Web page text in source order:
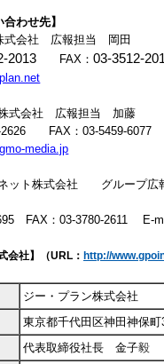
わせ先】
式会社 広報担当 岡田
2013 FAX ：03-3512-
株式会社 広報担当 加藤
FAX ：03-5459-6077
media.jp
ット株式会社 グループ広
FAX：03-3780-2611 E-
会社】 （URL ： http://
ジー・プラン株式会社
東京都千代田区神田神保町
代表取締役社長 金子毅